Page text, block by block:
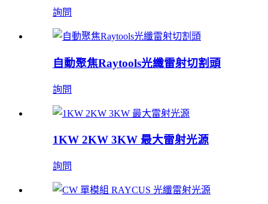
詢問
自動聚焦Raytools光纖雷射切割頭
詢問
1KW 2KW 3KW 最大雷射光源
詢問